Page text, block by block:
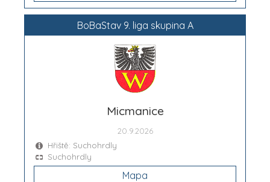
BoBaStav 9. liga skupina A
Micmanice
20.9.2026
Hřiště: Suchohrdly
Suchohrdly
Mapa